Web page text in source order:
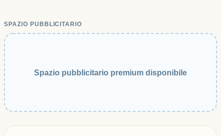
SPAZIO PUBBLICITARIO
Spazio pubblicitario premium disponibile